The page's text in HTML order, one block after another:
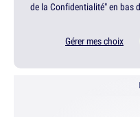
de la Confidentialité" en bas
Gérer mes choix